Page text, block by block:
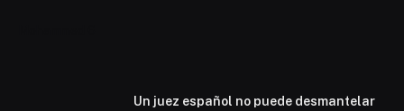
Un juez español no puede desmantelar